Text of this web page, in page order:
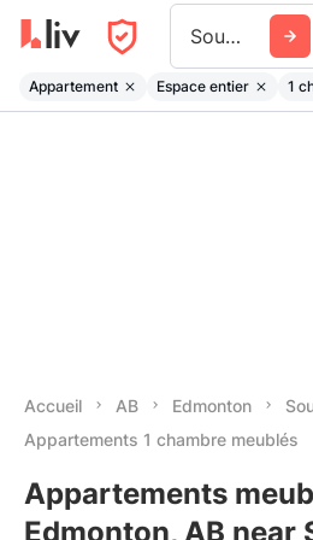
Southgate Centre
Appartement Espace entier 1
Accueil AB Edmonton
Appartements 1 chambre meublés
Appartements
Edmonton, AB near